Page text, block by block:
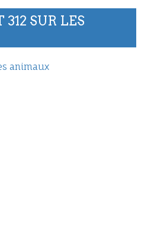
SUR LES
animaux